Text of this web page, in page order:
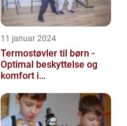
11 januar 2024
Termostøvler til børn -
Optimal beskyttelse og
komfort i